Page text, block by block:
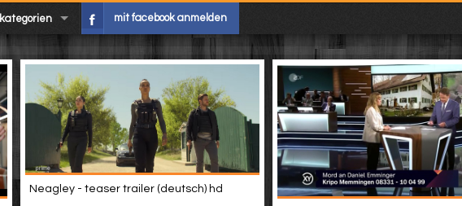
kategorien mit facebook anmelden
Neagley - teaser trailer (deutsch) hd